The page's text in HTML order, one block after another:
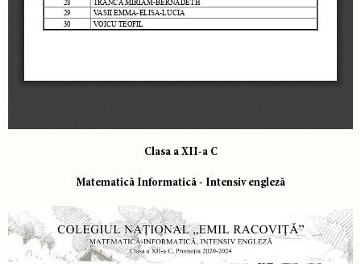
Clasa a XII-a C
Matematică Informatică - Intensiv engleză